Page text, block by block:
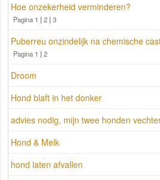
Hoe onzekerheid verminderen?
Pagina 1 | 2 | 3
Puberreu onzindelijk na chemische
Pagina 1 | 2
Droom
Hond blaft in het donker
advies nodig, mijn twee honden
Hond & Melk
hond laten afvallen